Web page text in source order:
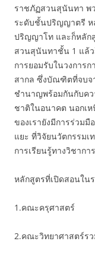
ราชภัฏสวนสุนันทา พ
ระดับชั้นปริญญาตรี
ปริญญาโท และก็หลัก
สวนสุนันทาชั้น 1 แล้ว
การยอมรับในวงการ
สากล ซึ่งบัณฑิตที่จบจ
ชำนาญพร้อมกันกับค
ชาติในอนาคต นอกเ
ของเรายังมีการร่วมมื
แยะ ที่วิจัยนวัตกรรมเ
การเรียนรู้ทางวิชาก
หลักสูตรที่เปิดสอนใ
1.คณะครุศาสตร์
2.คณะวิทยาศาสตร์ร